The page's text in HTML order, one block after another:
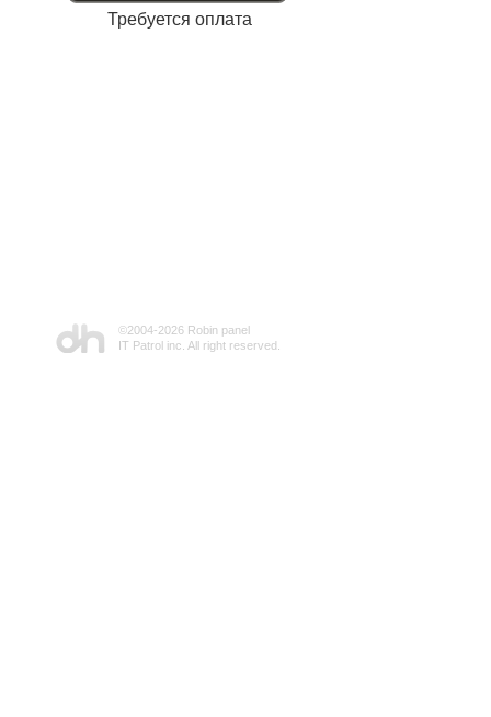
Требуется оплата
©2004-2026 Robin panel
IT Patrol inc. All right reserved.